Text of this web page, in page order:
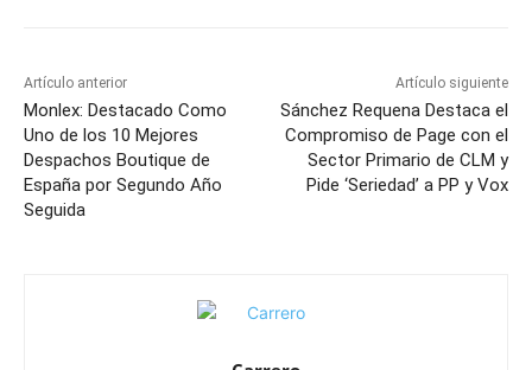
Artículo anterior
Monlex: Destacado Como
Uno de los 10 Mejores
Despachos Boutique de
España por Segundo Año
Seguida
Artículo siguiente
Sánchez Requena Destaca el
Compromiso de Page con el
Sector Primario de CLM y
Pide ‘Seriedad’ a PP y Vox